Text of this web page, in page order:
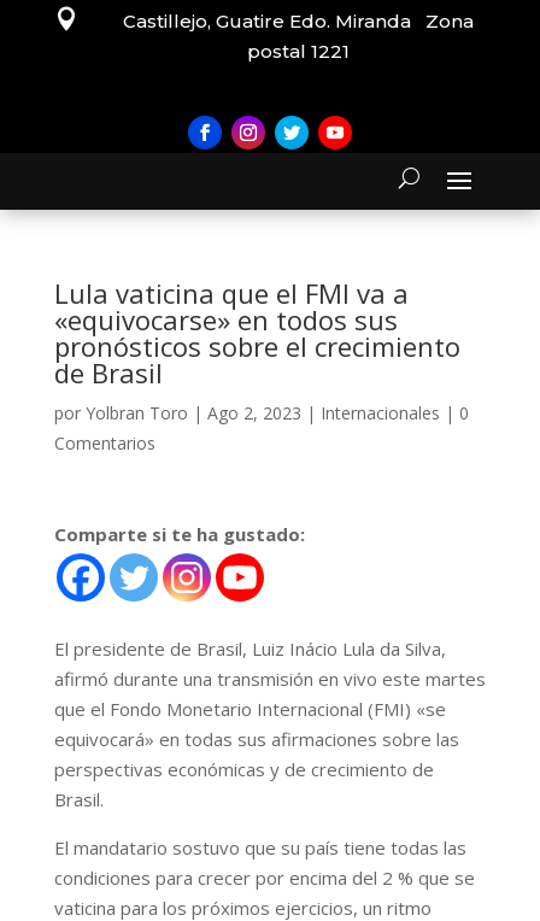

Castillejo, Guatire Edo. Miranda Zona
postal 1221
Lula vaticina que el FMI va a
«equivocarse» en todos sus
pronósticos sobre el crecimiento
de Brasil
por Yolbran Toro | Ago 2, 2023 | Internacionales | 0
Comentarios
Comparte si te ha gustado:
El presidente de Brasil, Luiz Inácio Lula da Silva,
afirmó durante una transmisión en vivo este martes
que el Fondo Monetario Internacional (FMI) «se
equivocará» en todas sus afirmaciones sobre las
perspectivas económicas y de crecimiento de
Brasil.
El mandatario sostuvo que su país tiene todas las
condiciones para crecer por encima del 2 % que se
vaticina para los próximos ejercicios, un ritmo